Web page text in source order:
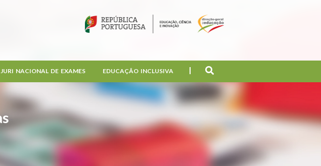
JURI NACIONAL DE EXAMES EDUCAÇÃO INCLUSIVA